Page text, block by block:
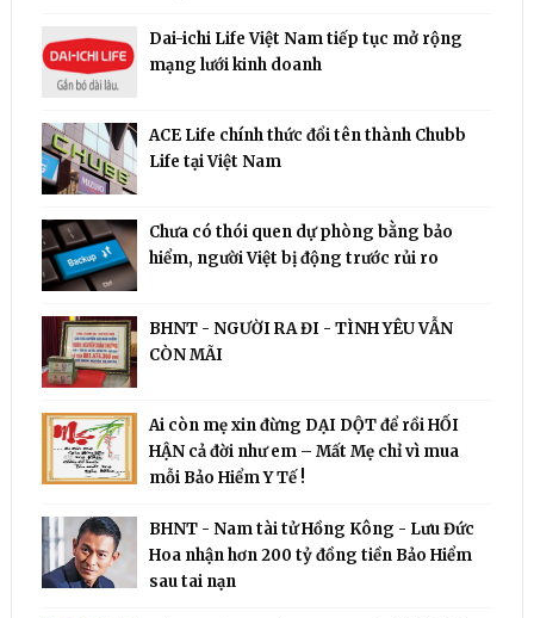
Dai-ichi Life Việt Nam tiếp tục mở rộng
mạng lưới kinh doanh
ACE Life chính thức đổi tên thành Chubb
Life tại Việt Nam
Chưa có thói quen dự phòng bằng bảo
hiểm, người Việt bị động trước rủi ro
BHNT - NGƯỜI RA ĐI - TÌNH YÊU VẪN
CÒN MÃI
Ai còn mẹ xin đừng DẠI DỘT để rồi HỐI
HẬN cả đời như em – Mất Mẹ chỉ vì mua
mỗi Bảo Hiểm Y Tế !
BHNT - Nam tài tử Hồng Kông - Lưu Đức
Hoa nhận hơn 200 tỷ đồng tiền Bảo Hiểm
sau tai nạn